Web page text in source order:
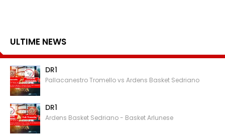
ULTIME NEWS
DR1
Pallacanestro Tromello vs Ardens Basket Sedriano
DR1
Ardens Basket Sedriano - Basket Arlunese